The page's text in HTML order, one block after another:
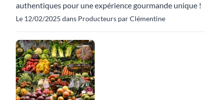
authentiques pour une expérience gourmande unique !
Le 12/02/2025 dans Producteurs par Clémentine